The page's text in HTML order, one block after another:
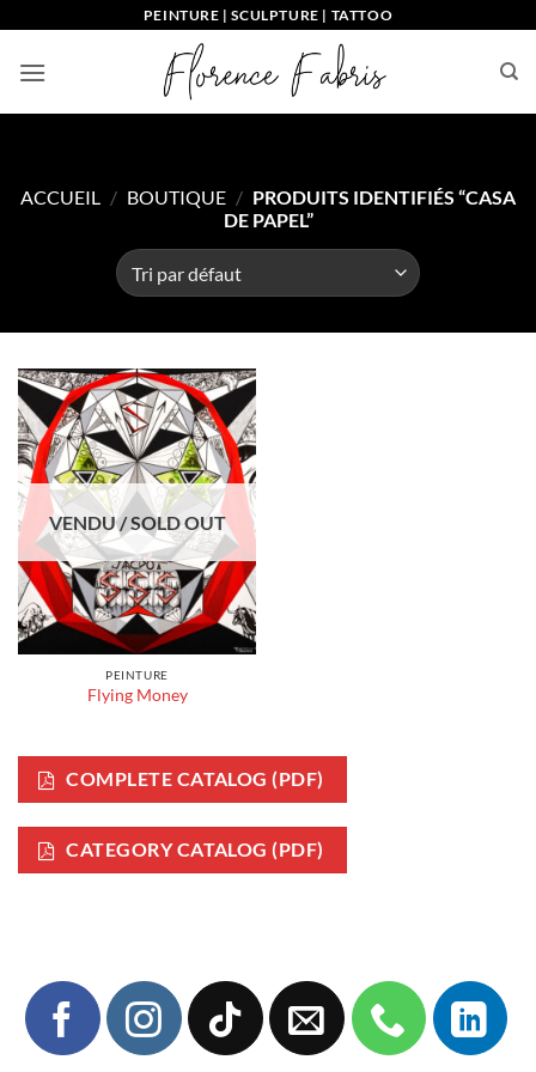
contenu
PEINTURE | SCULPTURE | TATTOO
ACCUEIL / BOUTIQUE / PRODUITS IDENTIFIÉS “CASA
DE PAPEL”
VENDU / SOLD OUT
PEINTURE
Flying Money
COMPLETE CATALOG (PDF)
CATEGORY CATALOG (PDF)